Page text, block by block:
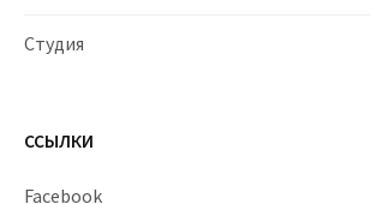
Студия
ССЫЛКИ
Facebook